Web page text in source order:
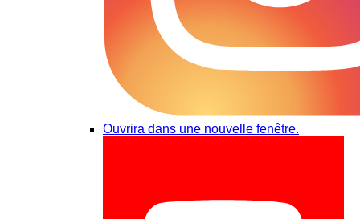
Ouvrira dans une nouvelle fenêtre.